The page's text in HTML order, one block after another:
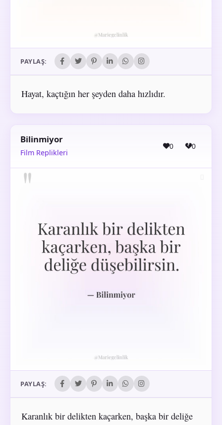
PAYLAŞ:
Hayat, kaçtığın her şeyden daha hızlıdır.
Bilinmiyor
Film Replikleri
0 0
PAYLAŞ:
Karanlık bir delikten kaçarken, başka bir deliğe